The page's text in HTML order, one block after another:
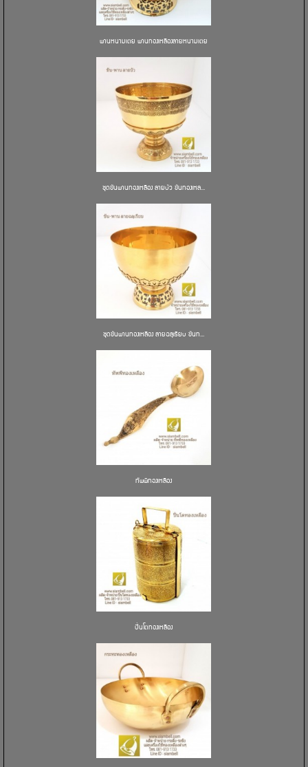
พานหนามเตย พานทองเหลืองลายหนามเตย
ชุดขันพานทองเหลือง ลายบัว ขันทองเหล...
ชุดขันพานทองเหลือง ลายฉลุเรียบ ขันท...
ทัพพีทองเหลือง
ปิ่นโตทองเหลือง